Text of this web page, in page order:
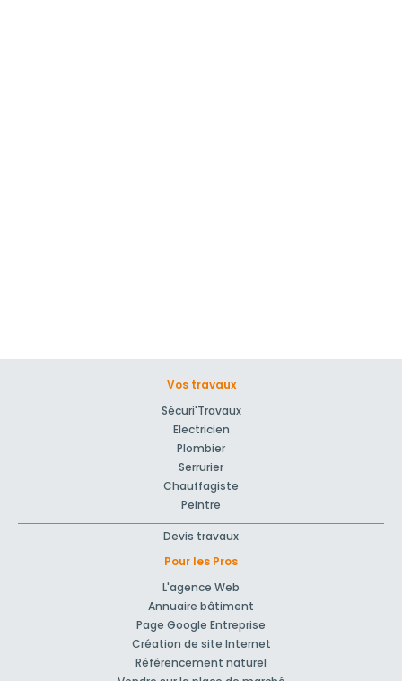
Vos travaux
Sécuri'Travaux
Electricien
Plombier
Serrurier
Chauffagiste
Peintre
Devis travaux
Pour les Pros
L'agence Web
Annuaire bâtiment
Page Google Entreprise
Création de site Internet
Référencement naturel